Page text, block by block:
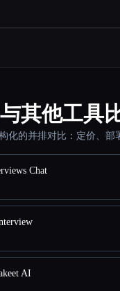
与其他工具
化的并排对比：定价、部
Chat
AI